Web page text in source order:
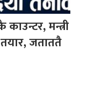
मन्त्री
जताततै